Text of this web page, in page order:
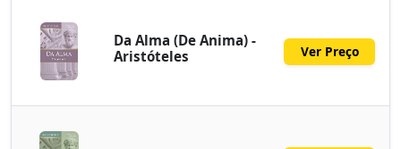
Da Alma (De Anima) -
Aristóteles
Ver Preço